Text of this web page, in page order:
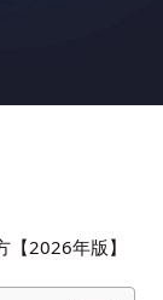
2026年版】